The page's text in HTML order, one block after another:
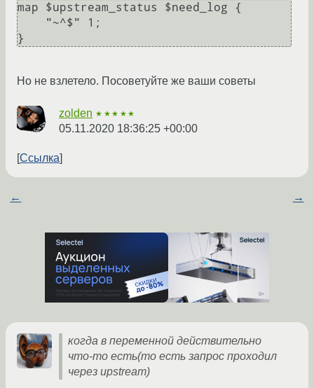
map $upstream_status $need_log {
}
Но не взлетело. Посоветуйте же ваши советы
zolden ★★★★★
05.11.2020 18:36:25 +00:00
Ссылка
← →
когда в переменной действительно
что-то есть(то есть запрос проходил
через upstream)